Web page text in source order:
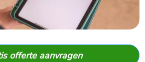
offerte aanvragen